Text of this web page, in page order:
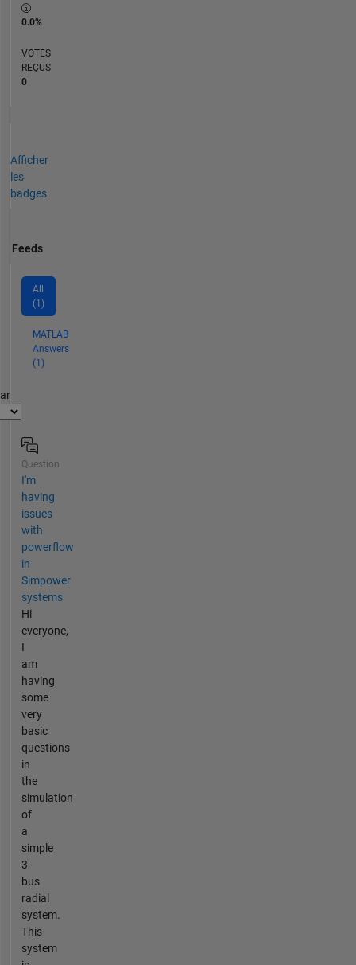
0.0%
VOTES
REÇUS
0
Afficher
les
badges
Feeds
All
(1)
MATLAB
Answers
(1)
Question
I'm
having
issues
with
powerflow
in
Simpower
systems
Hi
everyone,
I
am
having
some
very
basic
questions
in
the
simulation
of
a
simple
3-
bus
radial
system.
This
system